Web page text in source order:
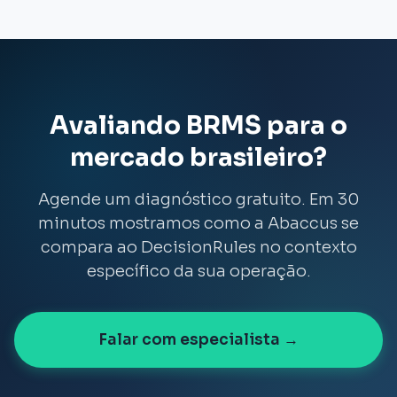
Avaliando BRMS para o
mercado brasileiro?
Agende um diagnóstico gratuito. Em 30
minutos mostramos como a Abaccus se
compara ao DecisionRules no contexto
específico da sua operação.
Falar com especialista →